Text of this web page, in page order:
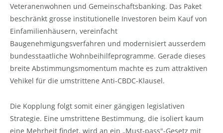
Veteranenwohnen und Gemeinschaftsbanking. Das Paket
beschränkt grosse institutionelle Investoren beim Kauf von
Einfamilienhäusern, vereinfacht
Baugenehmigungsverfahren und modernisiert ausserdem
bundesstaatliche Wohnbeihilfeprogramme. Gerade dieses
breite Abstimmungsmomentum machte es zum attraktiven
Vehikel für die umstrittene Anti-CBDC-Klausel.
Die Kopplung folgt somit einer gängigen legislativen
Strategie. Eine umstrittene Bestimmung, die isoliert kaum
eine Mehrheit findet, wird an ein „Must-pass"-Gesetz mit